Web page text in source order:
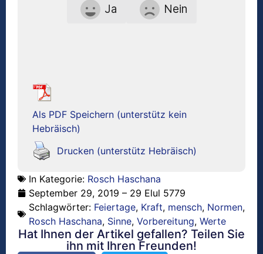
Ja Nein
Als PDF Speichern (unterstütz kein
Hebräisch)
Drucken (unterstütz Hebräisch)
In Kategorie: Rosch Haschana
September 29, 2019 – 29 Elul 5779
Schlagwörter: Feiertage, Kraft, mensch, Normen,
Rosch Haschana, Sinne, Vorbereitung, Werte
Hat Ihnen der Artikel gefallen? Teilen Sie
ihn mit Ihren Freunden!